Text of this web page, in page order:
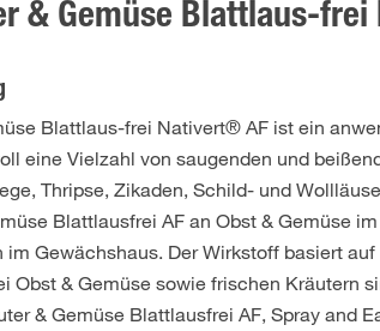
& Gemüse Blattlaus-
Blattlaus-frei Nativert® AF ist ein
eine Vielzahl von saugenden und
Thripse, Zikaden, Schild- und
Blattlausfrei AF an Obst & Gemüse
im Gewächshaus. Der Wirkstoff basiert
Obst & Gemüse sowie frischen Kräutern
& Gemüse Blattlausfrei AF, Spray and